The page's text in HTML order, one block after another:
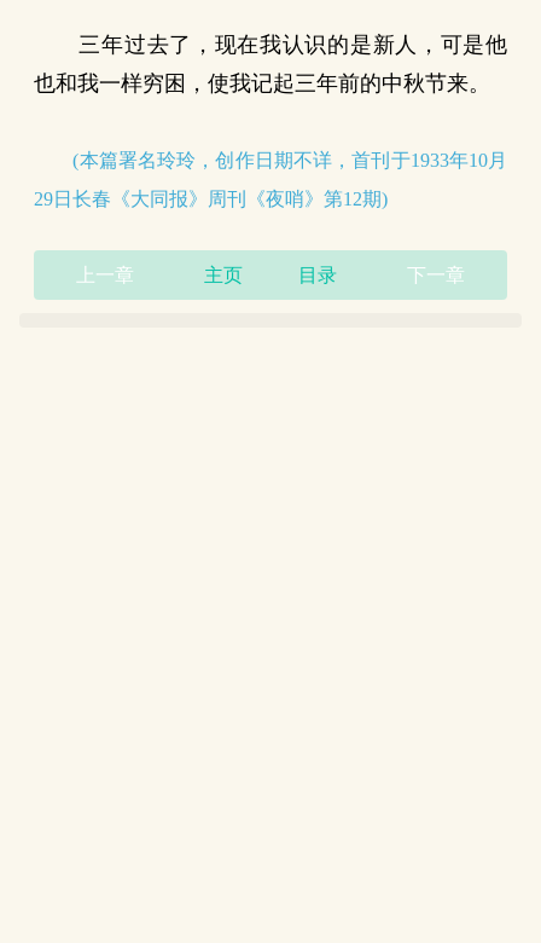
三年过去了，现在我认识的是新人，可是他
也和我一样穷困，使我记起三年前的中秋节来。
(本篇署名玲玲，创作日期不详，首刊于1933年10月
29日长春《大同报》周刊《夜哨》第12期)
上一章 主页 目录 下一章